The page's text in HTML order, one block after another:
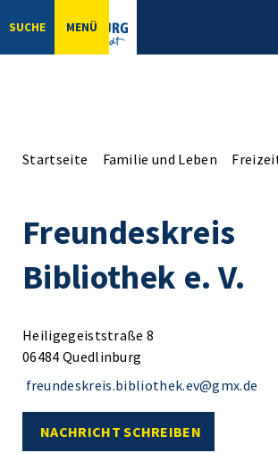
SUCHE MENÜ
Startseite Familie und Leben
Freundeskreis
Bibliothek e. V.
Heiligegeiststraße 8
06484 Quedlinburg
freundeskreis.bibliothek.ev@gmx.de
NACHRICHT SCHREIBEN